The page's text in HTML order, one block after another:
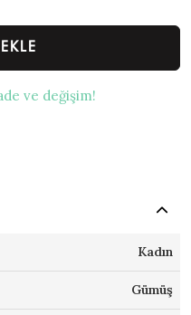
ve değişim!
Kadın
Gümüş